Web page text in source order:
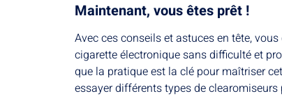
Maintenant, vous êtes prêt !
Avec ces conseils et astuces en tête,
cigarette électronique sans difficulté et
que la pratique est la clé pour maîtriser
essayer différents types de